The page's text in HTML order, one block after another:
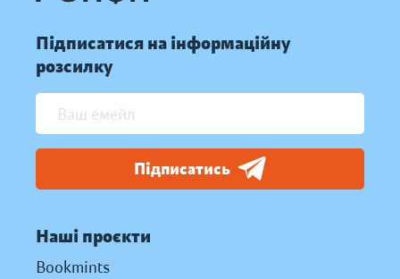
Підписатися на інформаційну
розсилку
Підписатись
Наші проєкти
Bookmints